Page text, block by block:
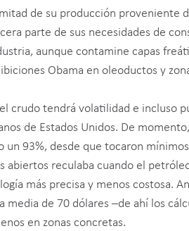
de su producción proveniente
parte de sus necesidades de
aunque contamine capas
Obama en oleoductos y
crudo tendrá volatilidad e incluso
de Estados Unidos. De
93%, desde que tocaron
abiertos reculaba cuando el
más precisa y menos costosa.
media de 70 dólares –de ahí los
en zonas concretas.